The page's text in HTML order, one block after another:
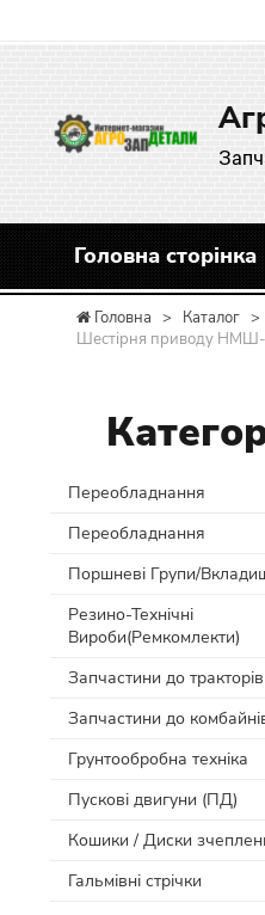
Головна сторінка
Головна > Каталог >
Шестірня приводу НМШ-
Переобладнання
Переобладнання
Поршневі Групи/
Резино-Технічні
Вироби(Ремкомлекти)
Запчастини до тракторів
Запчастини до
Грунтообробна техніка
Пускові двигуни (ПД)
Кошики / Диски
Гальмівні стрічки